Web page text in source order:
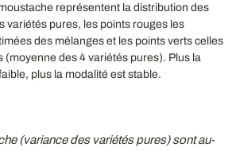
représentent la distribution des
variétés pures, les points rouges les
des mélanges et les points verts celles
(moyenne des 4 variétés pures). Plus la
plus la modalité est stable.
(variance des variétés pures) sont au-